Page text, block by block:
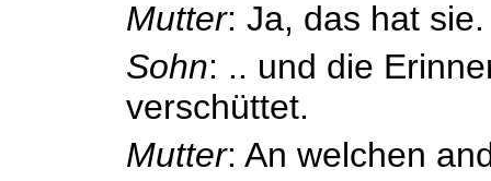
Mutter: Ja, das hat sie.
Sohn: .. und die
verschüttet.
Mutter: An welchen